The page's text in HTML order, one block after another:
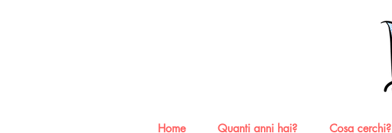
Home Quanti anni hai? Cosa cerchi?